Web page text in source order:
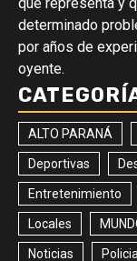
determinado
por años de
oyente.
ALTO PARANÁ
Deportivas
Entretenimiento
Locales
Noticias